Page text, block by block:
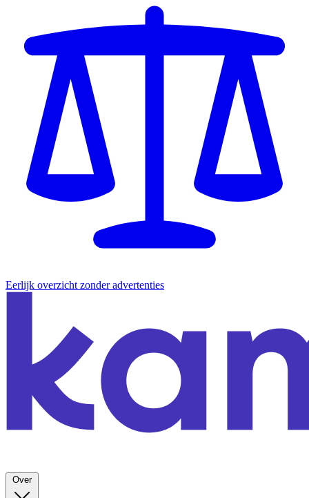
Eerlijk overzicht zonder advertenties
Over